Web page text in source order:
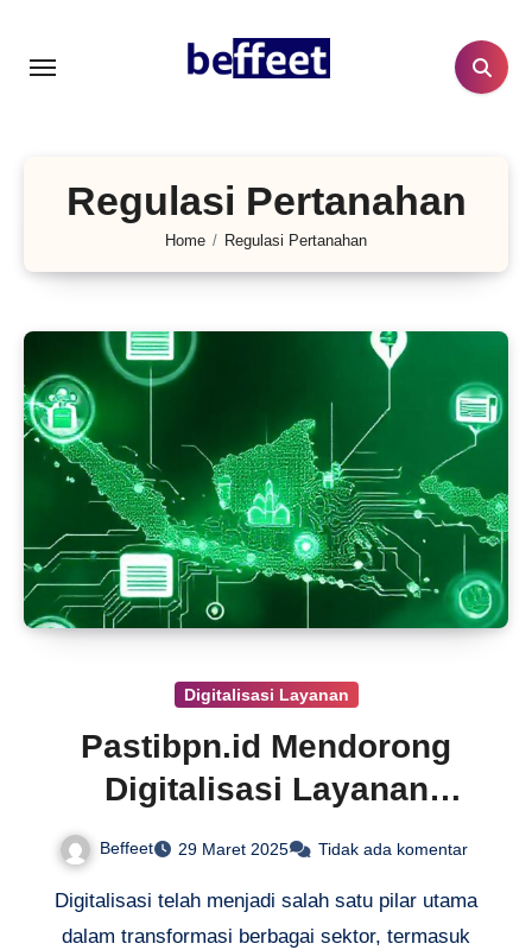
konten
Regulasi Pertanahan
Home Regulasi Pertanahan
Digitalisasi Layanan
Pastibpn.id Mendorong
Digitalisasi Layanan
Pertanahan
Beffeet 29 Maret 2025 Tidak ada komentar
Digitalisasi telah menjadi salah satu pilar utama
dalam transformasi berbagai sektor, termasuk